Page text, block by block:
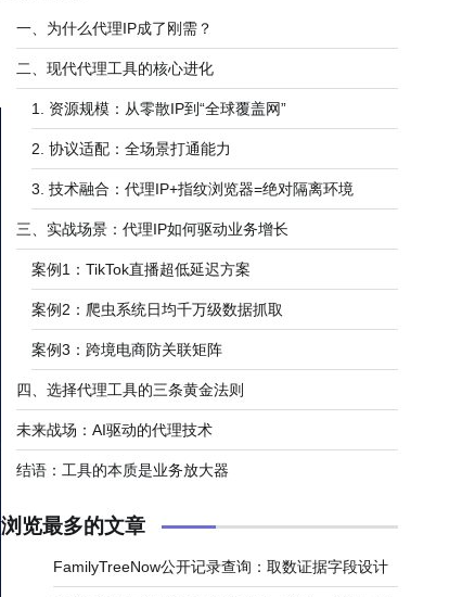
​​一、为什么代理IP成了刚需？​​
​​二、现代代理工具的核心进化​​
​​1. 资源规模：从零散IP到“全球覆盖网”​​
​​2. 协议适配：全场景打通能力​​
​​3. 技术融合：代理IP+指纹浏览器=绝对隔离环境​​
​​三、实战场景：代理IP如何驱动业务增长​​
​​案例1：TikTok直播超低延迟方案​​
​​案例2：爬虫系统日均千万级数据抓取​​
​​案例3：跨境电商防关联矩阵​​
​​四、选择代理工具的三条黄金法则​​
​​未来战场：AI驱动的代理技术​​
结语：工具的本质是业务放大器
浏览最多的文章
FamilyTreeNow公开记录查询：取数证据字段设计